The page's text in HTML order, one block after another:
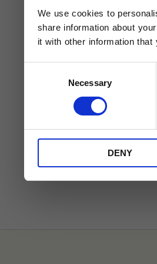
We use cookies to
share information about
it with other information that
Necessary
DENY
Jag samtycker till Tehuset Javas
* Rabatten gäller endast online på
på ordinarie priser och kan ej